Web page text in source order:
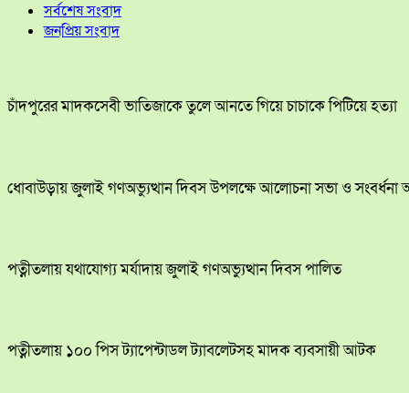
সর্বশেষ সংবাদ
জনপ্রিয় সংবাদ
চাঁদপুরের মাদকসেবী ভাতিজাকে তুলে আনতে গিয়ে চাচাকে পিটিয়ে হত্যা
ধোবাউড়ায় জুলাই গণঅভ্যুত্থান দিবস উপলক্ষে আলোচনা সভা ও সংবর্ধনা
পত্নীতলায় যথাযোগ্য মর্যাদায় জুলাই গণঅভ্যুত্থান দিবস পালিত
পত্নীতলায় ১০০ পিস ট্যাপেন্টাডল ট্যাবলেটসহ মাদক ব্যবসায়ী আটক